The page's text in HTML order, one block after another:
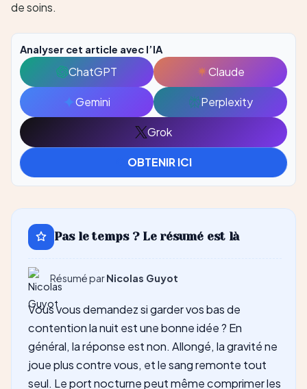
de soins.
Analyser cet article avec l’IA
ChatGPT
Ouvrir
avec
Claude
Ouvrir
avec
Claude
Gemini
Ouvrir
Perplexity
Ouvrir
Grok
Ouvrir
avec
OBTENIR ICI
Pas le temps ? Le résumé est là
Résumé parNicolas Guyot
Vous vous demandez si garder vos bas de
contention la nuit est une bonne idée ? En
général, la réponse est non. Allongé, la gravité ne
joue plus contre vous, et le sang remonte tout
seul. Le port nocturne peut même comprimer les